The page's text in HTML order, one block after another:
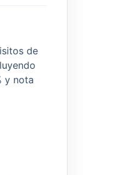
de
y nota